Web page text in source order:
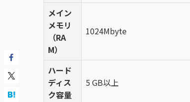
メイン
メモリ
（RA
M）
1024Mbyte
ハード
ディス
ク容量
5 GB以上